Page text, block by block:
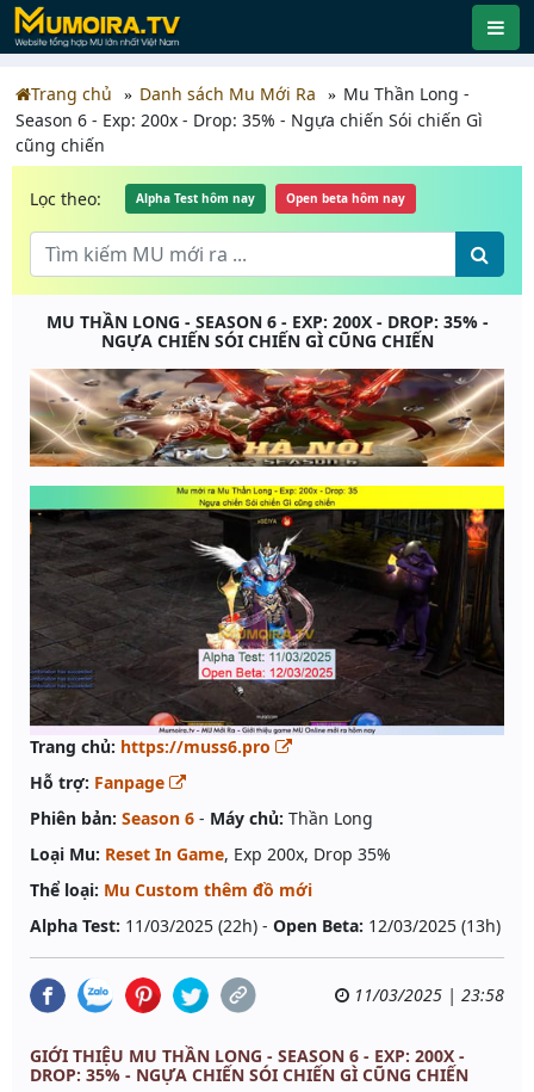
Trang chủ Danh sách Mu Mới Ra
Mu Thần Long -
Season 6 - Exp: 200x - Drop: 35% - Ngựa chiến Sói chiến Gì
cũng chiến
Lọc theo: Alpha Test hôm nay Open beta hôm nay
MU THẦN LONG - SEASON 6 - EXP: 200X - DROP: 35% -
NGỰA CHIẾN SÓI CHIẾN GÌ CŨNG CHIẾN
Trang chủ: https://muss6.pro
Hỗ trợ: Fanpage
Phiên bản: Season 6 - Máy chủ: Thần Long
Loại Mu: Reset In Game, Exp 200x, Drop 35%
Thể loại: Mu Custom thêm đồ mới
Alpha Test: 11/03/2025 (22h) - Open Beta: 12/03/2025 (13h)
11/03/2025 | 23:58
GIỚI THIỆU MU THẦN LONG - SEASON 6 - EXP: 200X -
DROP: 35% - NGỰA CHIẾN SÓI CHIẾN GÌ CŨNG CHIẾN